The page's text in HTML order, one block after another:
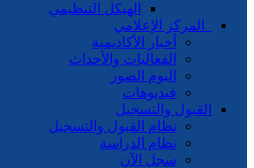
الهيكل التنظيمي
المركز الإعلامي
أخبار الأكاديمية
الفعاليات والأحداث
البوم الصور
فيديوهات
القبول والتسجيل
نظام القبول والتسجيل
نظام الدراسة
سجل الآن